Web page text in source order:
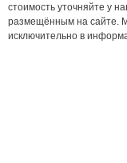
стоимость уточняйте у
размещённым на сайте.
исключительно в